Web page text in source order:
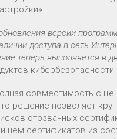
версии
доступа в сеть
теперь выполняется в
совместимость с
решение позволяет
отозванных
сертификатов из